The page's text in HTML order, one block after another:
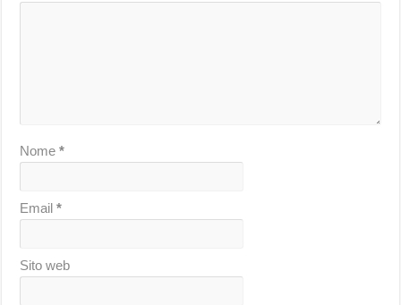
Nome*
Email*
Sito web